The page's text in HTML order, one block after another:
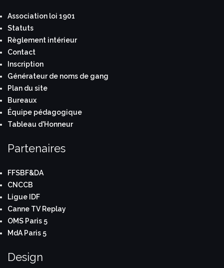
Association loi 1901
Statuts
Règlement intérieur
Contact
Inscription
Générateur de noms de gang
Plan du site
Bureaux
Équipe pédagogique
Tableau d'Honneur
Partenaires
FFSBF&DA
CNCCB
Ligue IDF
Canne TV Replay
OMS Paris 5
MdA Paris 5
Design